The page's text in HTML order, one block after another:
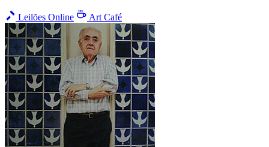
Leilões Online Art Café